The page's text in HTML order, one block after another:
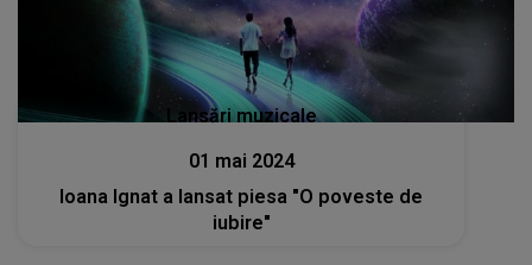
Lansări muzicale
01 mai 2024
Ioana Ignat a lansat piesa "O poveste de
iubire"